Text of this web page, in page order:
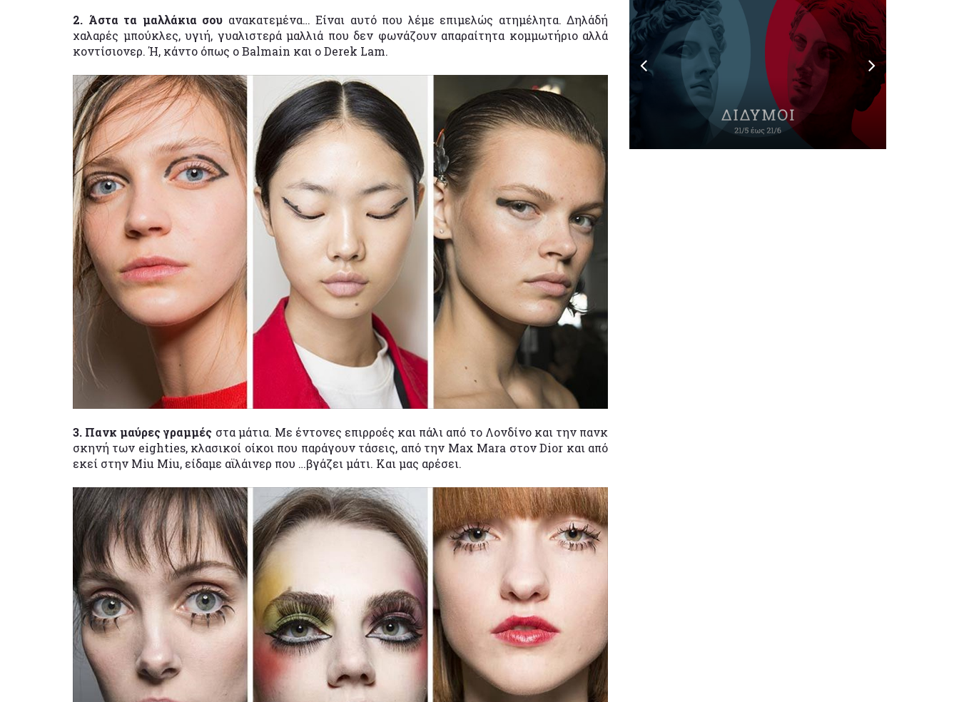
2. Άστα τα μαλλάκια σου ανακατεμένα… Είναι αυτό που λέμε επιμελώς ατημέλητα. Δηλάδή
χαλαρές μπούκλες, υγιή, γυαλιστερά μαλλιά που δεν φωνάζουν απαραίτητα κομμωτήριο αλλά
κοντίσιονερ. Ή, κάντο όπως ο Balmain και ο Derek Lam.
3. Πανκ μαύρες γραμμές στα μάτια. Με έντονες επιρροές και πάλι από το Λονδίνο και την πανκ
σκηνή των eighties, κλασικοί οίκοι που παράγουν τάσεις, από την Max Mara στον Dior και από
εκεί στην Miu Miu, είδαμε αϊλάινερ που …βγάζει μάτι. Και μας αρέσει.